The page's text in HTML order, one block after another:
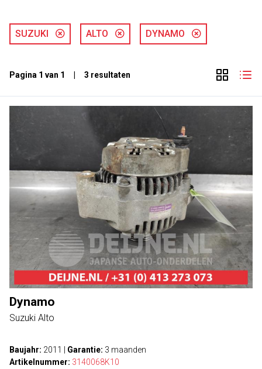
SUZUKI ALTO DYNAMO
Pagina 1 van 1 | 3 resultaten
Dynamo
Suzuki Alto
Baujahr: 2011 Garantie: 3 maanden
Artikelnummer: 3140068K10